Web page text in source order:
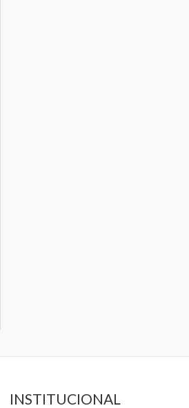
INSTITUCIONAL